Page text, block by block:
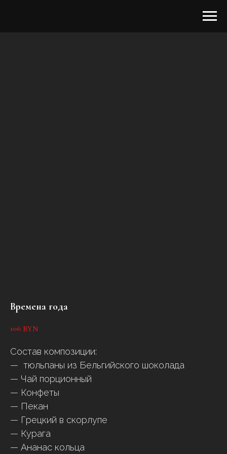
Времена года
106 BYN
Состав композиции:
— тюльпаны из Бельгийского шоколада
— Чай порционный
— Конфеты
— Пекан
— Грецкий в скорлупе
— Курага
— Ананас кольца